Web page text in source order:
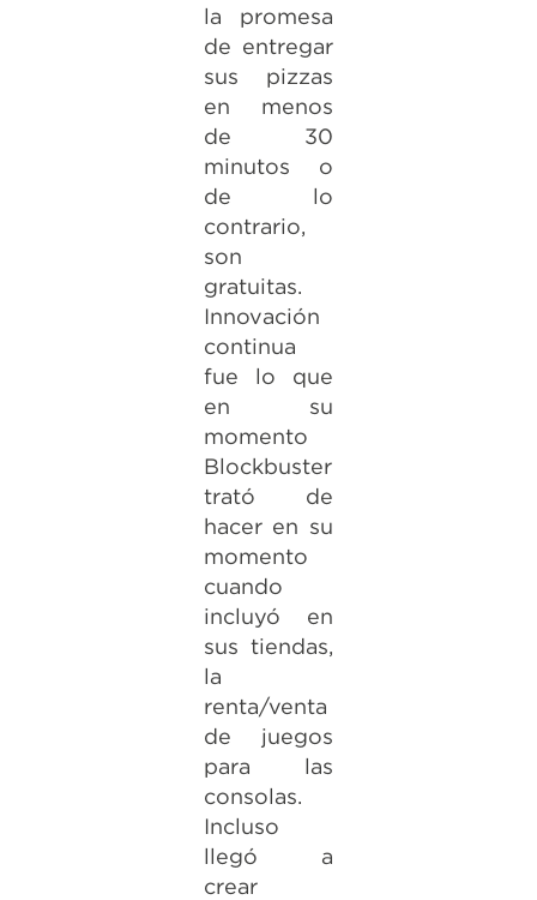
la promesa
de entregar
sus pizzas
en menos
de 30
minutos o
de lo
contrario,
son
gratuitas.
Innovación
continua
fue lo que
en su
momento
Blockbuster
trató de
hacer en su
momento
cuando
incluyó en
sus tiendas,
la
renta/venta
de juegos
para las
consolas.
Incluso
llegó a
crear